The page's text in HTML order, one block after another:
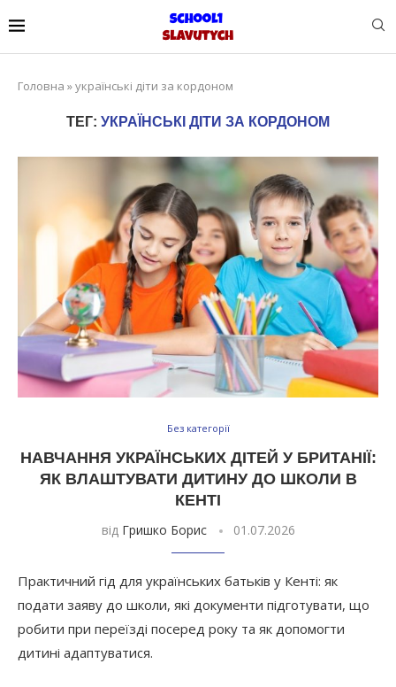
Головна »українські діти за кордоном
ТЕГ: УКРАЇНСЬКІ ДІТИ ЗА КОРДОНОМ
Без категорії
НАВЧАННЯ УКРАЇНСЬКИХ ДІТЕЙ У БРИТАНІЇ:
ЯК ВЛАШТУВАТИ ДИТИНУ ДО ШКОЛИ В
КЕНТІ
від Гришко Борис 01.07.2026
Практичний гід для українських батьків у Кенті: як
подати заяву до школи, які документи підготувати, що
робити при переїзді посеред року та як допомогти
дитині адаптуватися.